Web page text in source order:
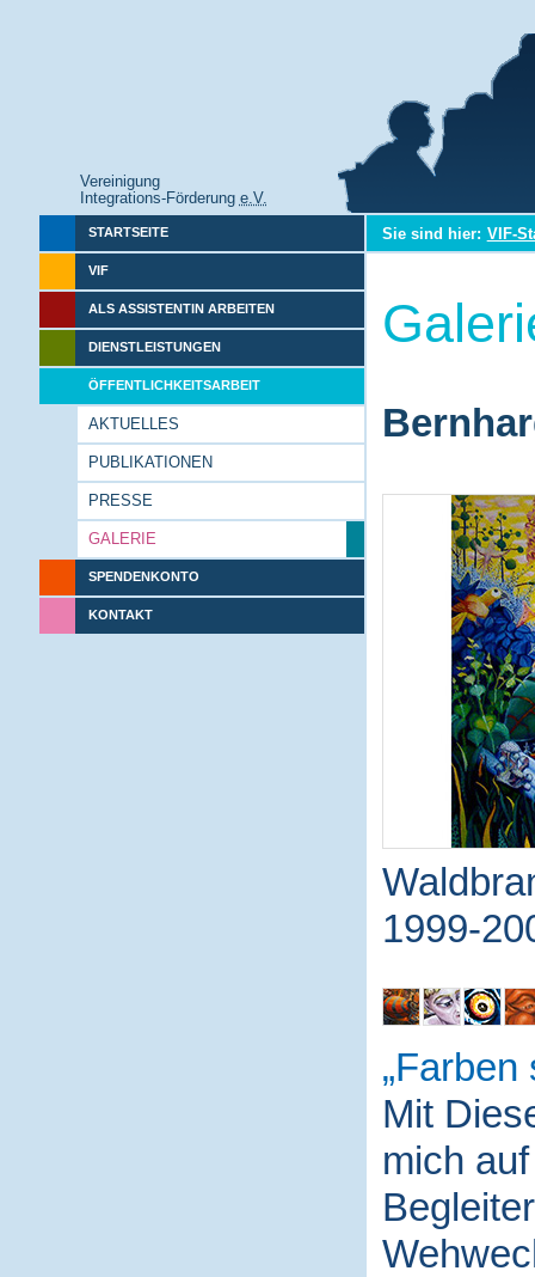
Vereinigung
Integrations-Förderung e.V.
STARTSEITE
VIF
ALS ASSISTENTIN ARBEITEN
DIENSTLEISTUNGEN
ÖFFENTLICHKEITSARBEIT
AKTUELLES
PUBLIKATIONEN
PRESSE
GALERIE
SPENDENKONTO
KONTAKT
Sie sind hier: VIF-
1999-
Farben
Mit
mich